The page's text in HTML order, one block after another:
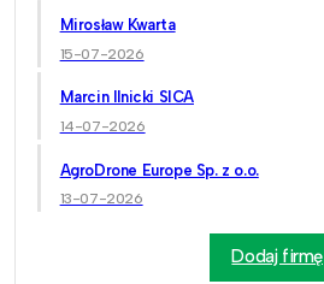
Mirosław Kwarta
15-07-2026
Marcin Ilnicki SICA
14-07-2026
AgroDrone Europe Sp. z o.o.
13-07-2026
Dodaj firmę